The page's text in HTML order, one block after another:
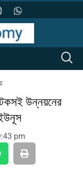
উন্নয়নের
pm